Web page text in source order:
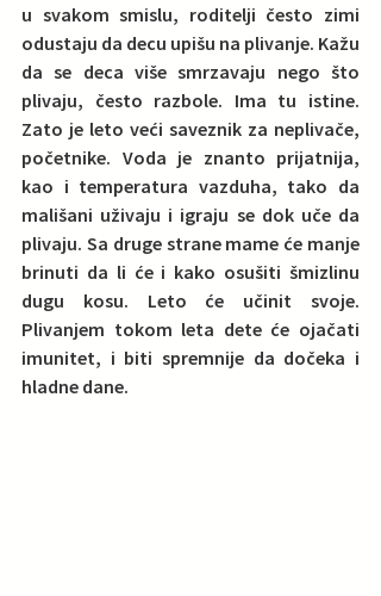
u svakom smislu, roditelji često zimi
odustaju da decu upišu na plivanje. Kažu
da se deca više smrzavaju nego što
Zato je leto veći saveznik za neplivače,
početnike. Voda je znanto prijatnija,
kao i temperatura vazduha, tako da
mališani uživaju i igraju se dok uče da
plivaju. Sa druge strane mame će manje
brinuti da li će i kako osušiti šmizlinu
dugu kosu. Leto će učinit svoje.
Plivanjem tokom leta dete će ojačati
imunitet, i biti spremnije da dočeka i
hladne dane.